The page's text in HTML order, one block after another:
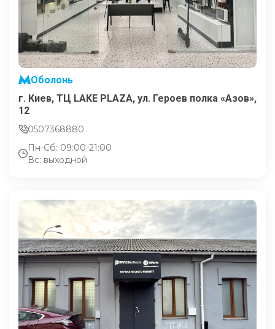
Оболонь
г. Киев, ТЦ LAKE PLAZA, ул. Героев полка «Азов»,
12
0507368880
Пн-Сб: 09:00-21:00
Вс: выходной